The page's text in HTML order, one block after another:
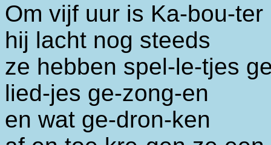
Om vijf uur is Ka-bou-
hij lacht nog steeds
ze hebben spel-le-tjes
lied-jes ge-zong-en
en wat ge-dron-ken